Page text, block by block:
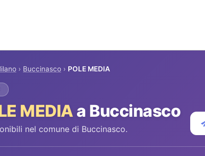
› Buccinasco › POLE MEDIA
MEDIA a Buccinasco
nel comune di Buccinasco.